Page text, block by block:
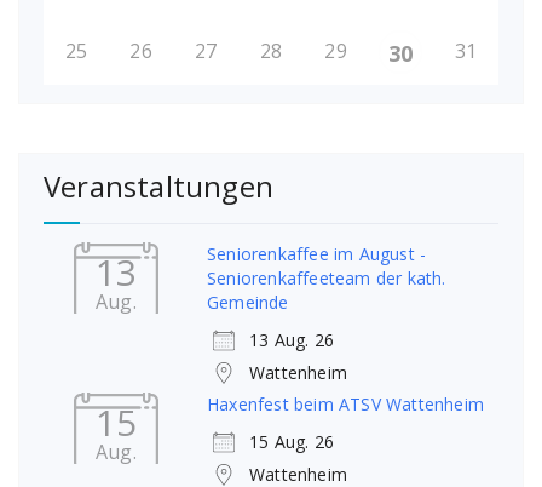
25 26 27 28 29 30 31
Veranstaltungen
13
Aug.
Seniorenkaffee im August -
Seniorenkaffeeteam der kath.
Gemeinde
13 Aug. 26
Wattenheim
15
Aug.
Haxenfest beim ATSV Wattenheim
15 Aug. 26
Wattenheim